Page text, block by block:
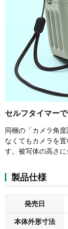
セルフタイマー
同梱の「カメラ角
なくてもカメラを
す。被写体の高さに
製品仕様
発売日
本体外形寸法